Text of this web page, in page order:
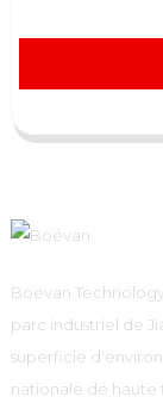
Boevan
parc industriel de
superficie
nationale de haute